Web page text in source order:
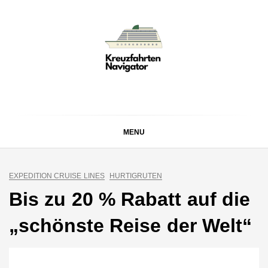
MENU
EXPEDITION CRUISE LINES HURTIGRUTEN
Bis zu 20 % Rabatt auf die
„schönste Reise der Welt“